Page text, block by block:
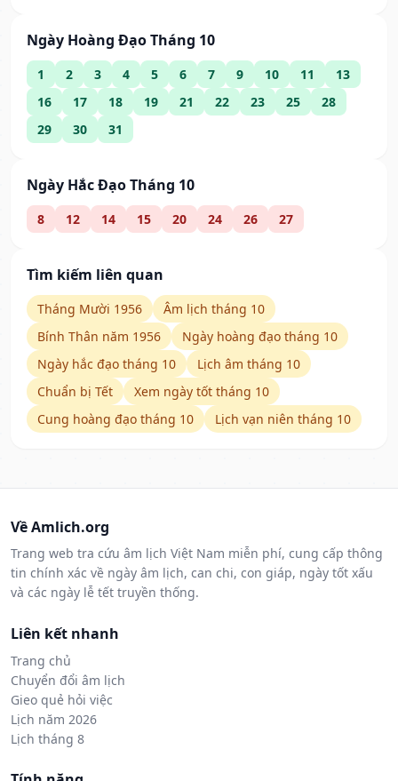
Ngày Hoàng Đạo Tháng 10
1 2 3 4 5 6 7 9 10 11
13
16
17 18 19 21 22 23 25
28
29
30 31
Ngày Hắc Đạo Tháng 10
8 12 14 15 20 24 26 27
Tìm kiếm liên quan
Tháng Mười 1956
Âm lịch tháng 10
Bính Thân năm 1956
Ngày hoàng đạo tháng 10
Ngày hắc đạo tháng 10
Lịch âm tháng 10
Chuẩn bị Tết
Xem ngày tốt tháng 10
Cung hoàng đạo tháng 10
Lịch vạn niên tháng 10
Về Amlich.org
Trang web tra cứu âm lịch Việt Nam miễn phí, cung cấp thông
tin chính xác về ngày âm lịch, can chi, con giáp, ngày tốt xấu
và các ngày lễ tết truyền thống.
Liên kết nhanh
Trang chủ
Chuyển đổi âm lịch
Gieo quẻ hỏi việc
Lịch năm 2026
Lịch tháng 8